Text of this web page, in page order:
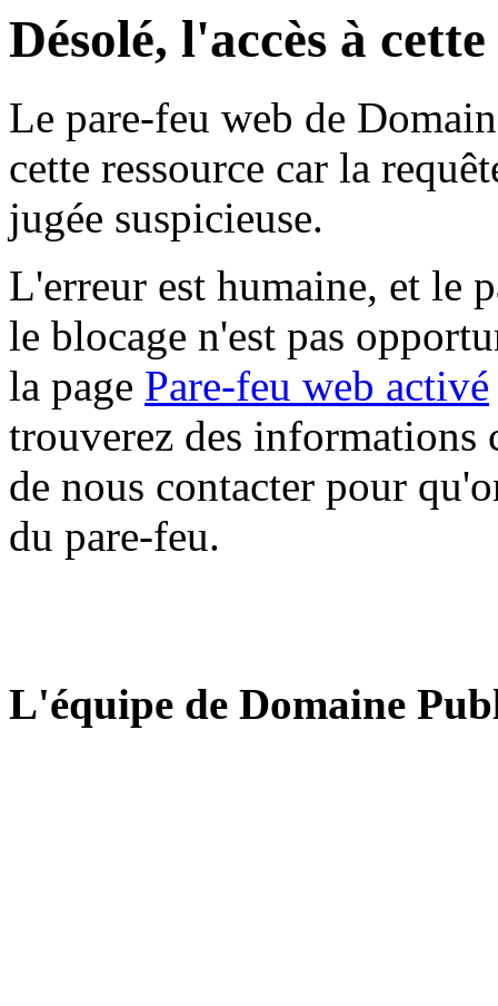
Désolé, l'accès à
Le pare-feu web de
cette ressource car la
jugée suspicieuse.
L'erreur est humaine, et le
le blocage n'est pas
la page Pare-feu web activé
trouverez des informations
de nous contacter pour
du pare-feu.
L'équipe de Domaine